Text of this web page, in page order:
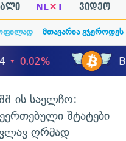
NE×T ვიდეო
მთავარია გჯეროდეს
ის საელჩო:
შტატები
ღრმად